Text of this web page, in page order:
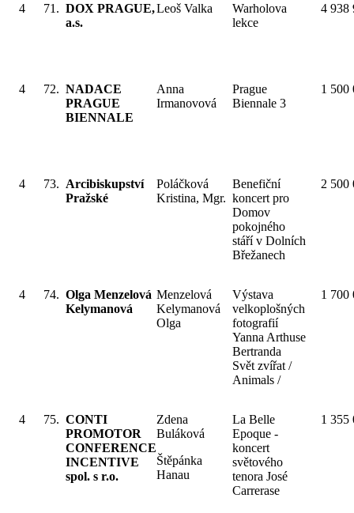
4 71. DOX PRAGUE,
a.s.
Leoš Valka
Warholova
lekce
4 938
4 72. NADACE
PRAGUE
BIENNALE
Anna
Irmanovová
Prague
Biennale 3
1 500
4 73. Arcibiskupství
Pražské
Poláčková
Kristina, Mgr.
Benefiční
koncert pro
Domov
pokojného
stáří v Dolních
Břežanech
2 500
4 74. Olga Menzelová
Kelymanová
Menzelová
Kelymanová
Olga
Výstava
velkoplošných
fotografií
Yanna Arthuse
Bertranda
Svět zvířat /
Animals /
1 700
4 75. CONTI
PROMOTOR
CONFERENCE
INCENTIVE
spol. s r.o.
Zdena
Buláková
Štěpánka
Hanau
La Belle
Epoque -
koncert
světového
tenora José
Carrerase
1 355